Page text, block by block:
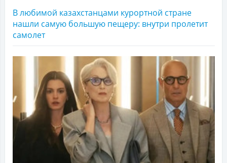
В любимой казахстанцами курортной стране
нашли самую большую пещеру: внутри пролетит
самолет